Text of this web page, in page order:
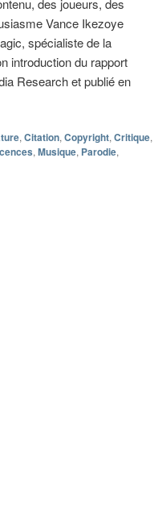
des joueurs, des
Vance Ikezoye
spécialiste de la
introduction du rapport
Research et publié en
, Citation, Copyright, Critique,
, Musique, Parodie,